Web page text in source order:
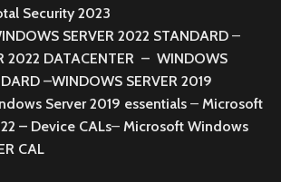
Security 2023
SERVER 2022 STANDARD –
2022 DATACENTER – WINDOWS
–WINDOWS SERVER 2019
Server 2019 essentials – Microsoft
– Device CALs– Microsoft Windows
CAL